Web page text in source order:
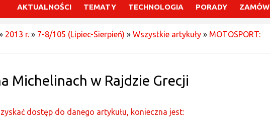
AKTUALNOŚCI TEMATY TECHNOLOGIA PORADY ZAMÓW
2013 r. » 7-8/105 (Lipiec-Sierpień) » Wszystkie artykuły » MOTOSPORT:
Michelinach w Rajdzie Grecji
dostęp do danego artykułu, konieczna jest: